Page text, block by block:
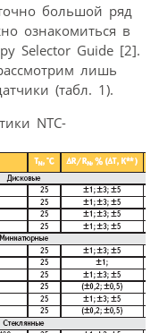
большой ряд
ознакомиться в
Selector Guide [2].
лишь
(табл. 1).
NTC-